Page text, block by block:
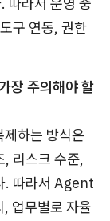
따라서 운영 중
구 연동, 권한
장 주의해야 할
하는 방식은
, 리스크 수준,
. 따라서 Agent
업무별로 자율